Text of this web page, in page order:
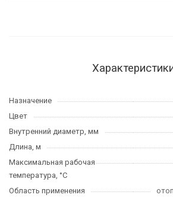
Назначение
Цвет
Внутренний диаметр, мм
Длина, м
Максимальная рабочая
температура, °C
Область применения